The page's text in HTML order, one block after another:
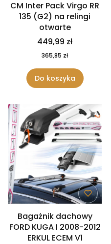
CM Inter Pack Virgo RR
135 (G2) na relingi
otwarte
449,99 zł
365,85 zł
Do koszyka
Bagażnik dachowy
FORD KUGA I 2008-2012
ERKUL ECEM V1